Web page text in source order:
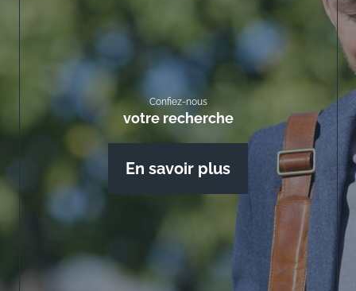
Confiez-nous
votre recherche
En savoir plus